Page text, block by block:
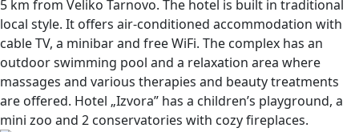
5 km from Veliko Tarnovo. The hotel is built in traditional
local style. It offers air-conditioned accommodation with
cable TV, a minibar and free WiFi. The complex has an
outdoor swimming pool and a relaxation area where
massages and various therapies and beauty treatments
are offered. Hotel „Izvora” has a children’s playground, a
mini zoo and 2 conservatories with cozy fireplaces.